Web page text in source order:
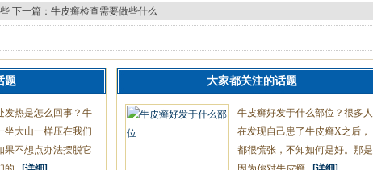
下一篇： 牛皮癣检查需要做些什么
题
发热是怎么回事？牛
坐大山一样压在我们
果不想点办法摆脱它
大家都关注的话题
牛皮癣好发于什么部位？很多人
在发现自己患了牛皮癣X之后，
都很慌张，不知如何是好。那是